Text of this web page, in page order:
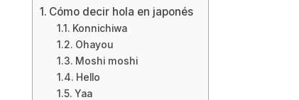
Cómo decir hola en japonés
Konnichiwa
Ohayou
Moshi moshi
Hello
Yaa